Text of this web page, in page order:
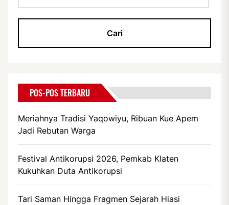
POS-POS TERBARU
Meriahnya Tradisi Yaqowiyu, Ribuan Kue Apem
Jadi Rebutan Warga
Festival Antikorupsi 2026, Pemkab Klaten
Kukuhkan Duta Antikorupsi
Tari Saman Hingga Fragmen Sejarah Hiasi